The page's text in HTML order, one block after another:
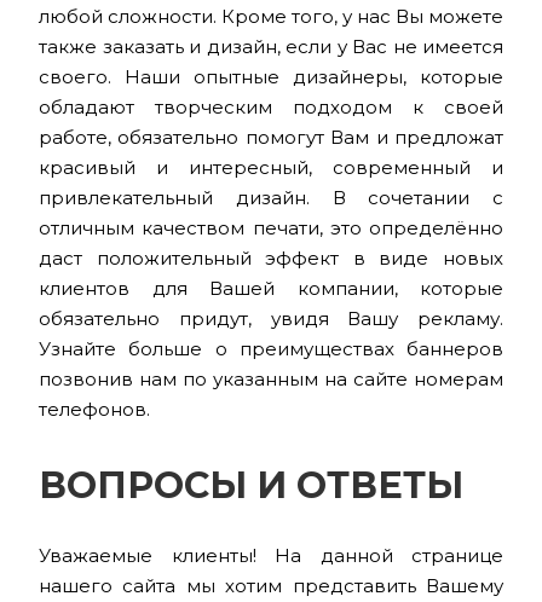
любой сложности. Кроме того, у нас Вы можете
также заказать и дизайн, если у Вас не имеется
своего. Наши опытные дизайнеры, которые
обладают творческим подходом к своей
работе, обязательно помогут Вам и предложат
красивый и интересный, современный и
привлекательный дизайн. В сочетании с
отличным качеством печати, это определённо
даст положительный эффект в виде новых
клиентов для Вашей компании, которые
обязательно придут, увидя Вашу рекламу.
Узнайте больше о преимуществах баннеров
позвонив нам по указанным на сайте номерам
телефонов.
ВОПРОСЫ И ОТВЕТЫ
Уважаемые клиенты! На данной странице
нашего сайта мы хотим представить Вашему